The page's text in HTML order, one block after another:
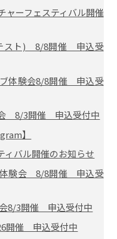
ーフェスティバル開催
スト) 8/8開催 申込受
体験会8/8開催 申込受
会 8/3開催 申込受付中
】
ィバル開催のお知らせ
体験会 8/8開催 申込受
8/3開催 申込受付中
開催 申込受付中